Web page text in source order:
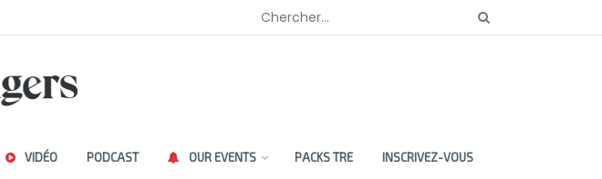
VIDÉO PODCAST OUR EVENTS PACKS TRE INSCRIVEZ-VOUS